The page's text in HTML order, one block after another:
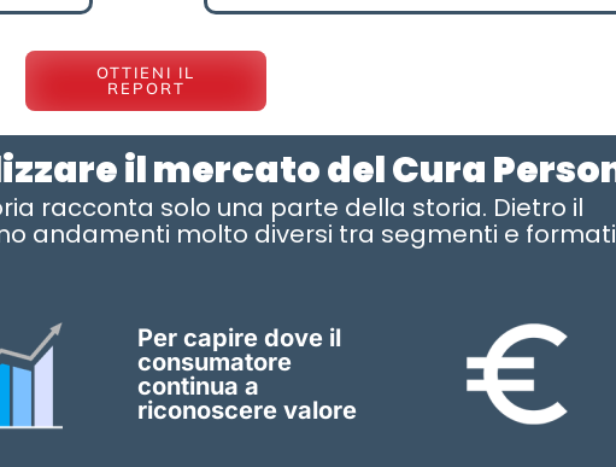
OTTIENI IL
REPORT
il mercato del Cura
racconta solo una parte della storia. Dietro il
andamenti molto diversi tra segmenti e formati
Per capire dove il
consumatore
continua a
riconoscere valore